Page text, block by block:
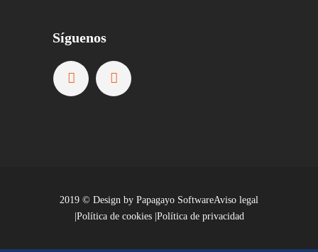
Síguenos
2019 © Design by Papagayo SoftwareAviso legal
Política de cookies| Política de privacidad